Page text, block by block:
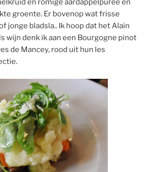
en romige aardappelpuree en
groente. Er bovenop wat frisse
jonge bladsla.. Ik hoop dat het Alain
wijn denk ik aan een Bourgogne pinot
de Mancey, rood uit hun les